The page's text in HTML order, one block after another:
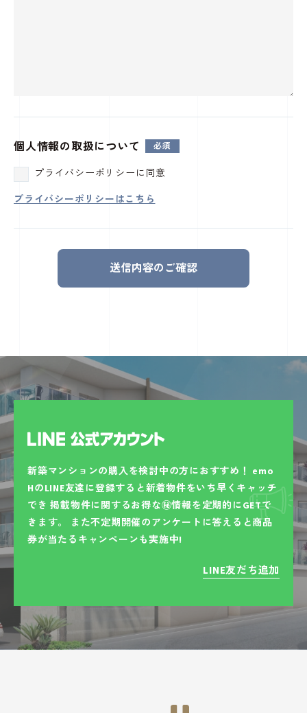
個人情報の取扱について
プライバシーポリシーに同意
プライバシーポリシーはこちら
新築マンションの購入を検討中の方におすすめ！
emo
HのLINE友達に登録すると新着物件をいち早くキャッチ
でき 掲載物件に関するお得な㊙情報を定期的にGETで
きます。
また不定期開催のアンケートに答えると商品
券が当たるキャンペーンも実施中!
LINE友だち追加